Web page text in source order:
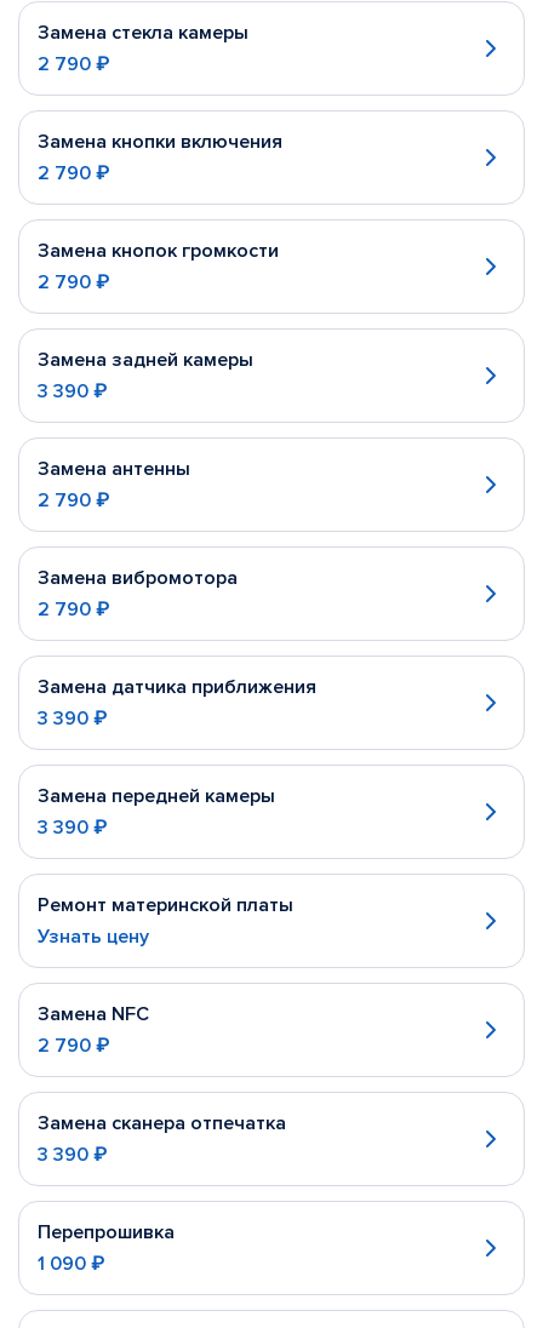
Замена стекла камеры
2 790 ₽
Замена кнопки включения
2 790 ₽
Замена кнопок громкости
2 790 ₽
Замена задней камеры
3 390 ₽
Замена антенны
2 790 ₽
Замена вибромотора
2 790 ₽
Замена датчика приближения
3 390 ₽
Замена передней камеры
3 390 ₽
Ремонт материнской платы
Узнать цену
Замена NFC
2 790 ₽
Замена сканера отпечатка
3 390 ₽
Перепрошивка
1 090 ₽